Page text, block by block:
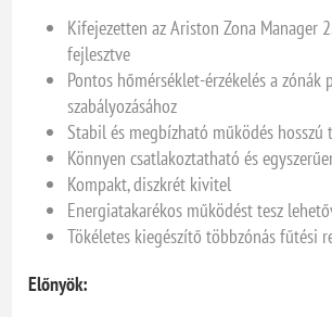
Kifejezetten az Ariston Zona Manager
fejlesztve
Pontos hőmérséklet-érzékelés a zónák
szabályozásához
Stabil és megbízható működés hosszú
Könnyen csatlakoztatható és
Kompakt, diszkrét kivitel
Energiatakarékos működést tesz
Tökéletes kiegészítő többzónás fűtési
Előnyök: